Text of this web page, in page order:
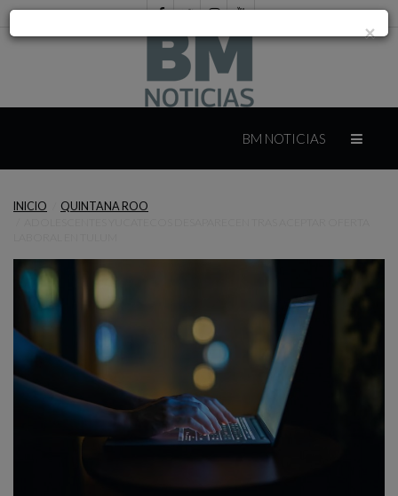
YUCATÁN
CAMPECHE
QUINTANA
BM NOTICIAS
INICIO
QUINTANA ROO
×